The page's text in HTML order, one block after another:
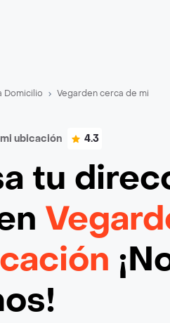
Domicilio Vegarden cerca de mi
ubicación 4.3
tu